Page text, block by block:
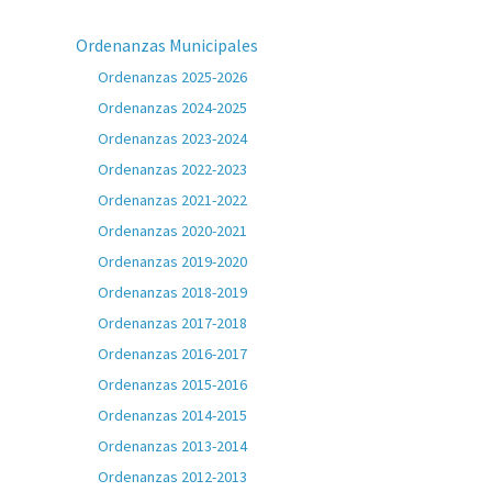
Ordenanzas Municipales
Ordenanzas 2025-2026
Ordenanzas 2024-2025
Ordenanzas 2023-2024
Ordenanzas 2022-2023
Ordenanzas 2021-2022
Ordenanzas 2020-2021
Ordenanzas 2019-2020
Ordenanzas 2018-2019
Ordenanzas 2017-2018
Ordenanzas 2016-2017
Ordenanzas 2015-2016
Ordenanzas 2014-2015
Ordenanzas 2013-2014
Ordenanzas 2012-2013